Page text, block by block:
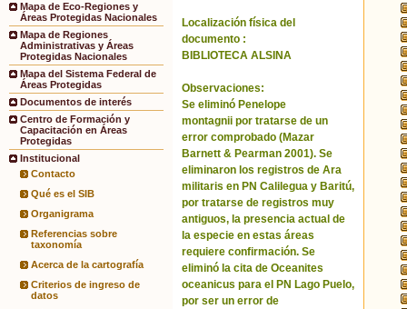
Mapa de Eco-Regiones y
Áreas Protegidas Nacionales
Mapa de Regiones
Administrativas y Áreas
Protegidas Nacionales
Mapa del Sistema Federal de
Áreas Protegidas
Documentos de interés
Centro de Formación y
Capacitación en Áreas
Protegidas
Institucional
Contacto
Qué es el SIB
Organigrama
Referencias sobre
taxonomía
Acerca de la cartografía
Criterios de ingreso de
datos
Localización física del
documento :
BIBLIOTECA ALSINA
Observaciones:
Se eliminó Penelope
montagnii por tratarse de un
error comprobado (Mazar
Barnett & Pearman 2001). Se
eliminaron los registros de Ara
militaris en PN Calilegua y Baritú,
por tratarse de registros muy
antiguos, la presencia actual de
la especie en estas áreas
requiere confirmación. Se
eliminó la cita de Oceanites
oceanicus para el PN Lago Puelo,
por ser un error de